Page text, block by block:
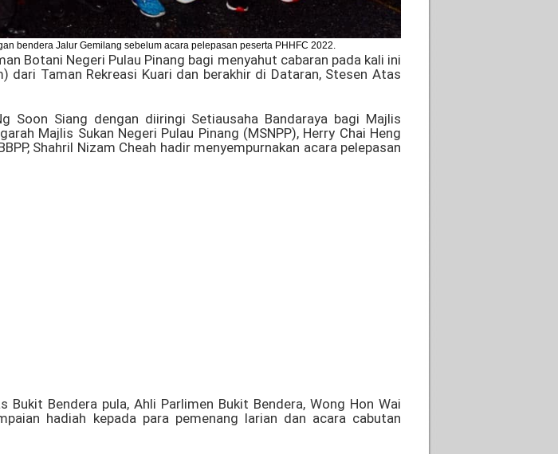
bendera Jalur Gemilang sebelum acara pelepasan peserta PHHFC 2022.
Botani Negeri Pulau Pinang bagi menyahut cabaran pada kali ini
Taman Rekreasi Kuari dan berakhir di Dataran, Stesen Atas
Soon Siang dengan diiringi Setiausaha Bandaraya bagi Majlis
Majlis Sukan Negeri Pulau Pinang (MSNPP), Herry Chai Heng
Shahril Nizam Cheah hadir menyempurnakan acara pelepasan
Bendera pula, Ahli Parlimen Bukit Bendera, Wong Hon Wai
hadiah kepada para pemenang larian dan acara cabutan